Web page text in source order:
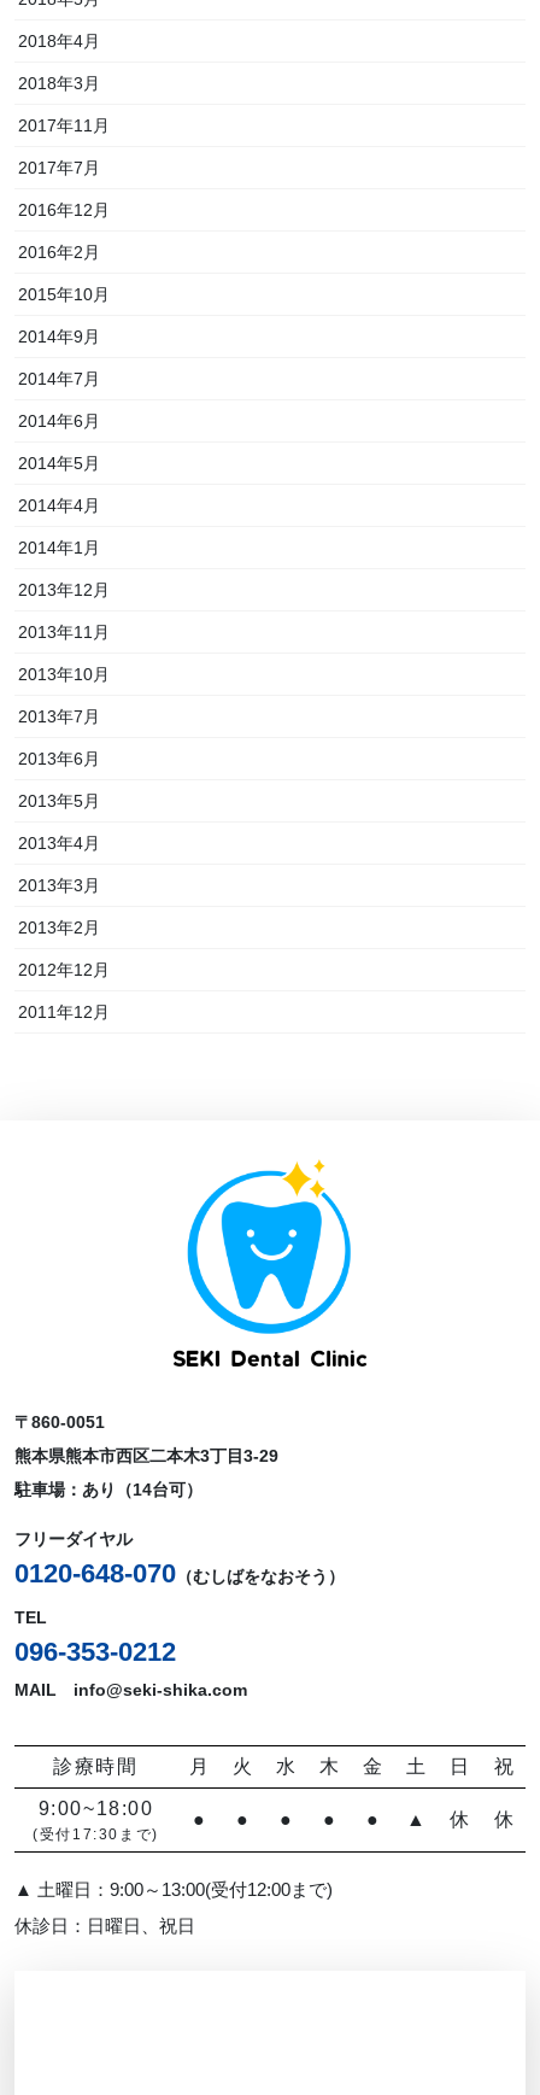
2018年4月
2018年3月
2017年11月
2017年7月
2016年12月
2016年2月
2015年10月
2014年9月
2014年7月
2014年6月
2014年5月
2014年4月
2014年1月
2013年12月
2013年11月
2013年10月
2013年7月
2013年6月
2013年5月
2013年4月
2013年3月
2013年2月
2012年12月
2011年12月
〒860-0051
熊本県熊本市西区二本木3丁目3-29
駐車場：あり（14台可）
フリーダイヤル
0120-648-070 （むしばをなおそう）
TEL
096-353-0212
MAIL info@seki-shika.com
診療時間 月 火 水 木 金 土 日 祝
9:00~18:00
(受付17:30まで)
● ● ● ● ● ▲ 休 休
▲ 土曜日：9:00～13:00(受付12:00まで)
休診日：日曜日、祝日